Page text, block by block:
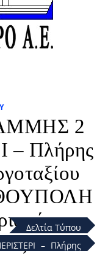
Δελτία Τύπου
– Πλήρης
2
– Πλήρης